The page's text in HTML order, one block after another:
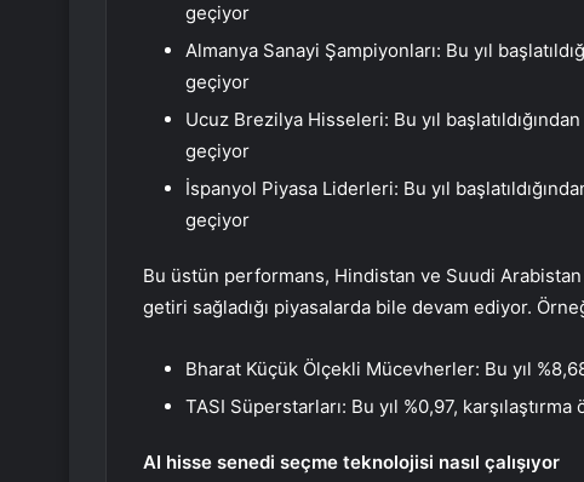
geçiyor
Almanya Sanayi Şampiyonları: Bu yıl
geçiyor
Ucuz Brezilya Hisseleri: Bu yıl
geçiyor
İspanyol Piyasa Liderleri: Bu yıl
geçiyor
Bu üstün performans, Hindistan ve Suudi
getiri sağladığı piyasalarda bile devam ediyor.
Bharat Küçük Ölçekli Mücevherler: Bu yıl
TASI Süperstarları: Bu yıl %0,97, karşılaştırma
AI hisse senedi seçme teknolojisi nasıl çalışıyor